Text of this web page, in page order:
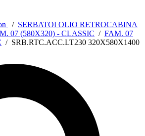
/ SERBATOI OLIO RETROCABINA
07 (580X320) - CLASSIC / FAM. 07
/ SRB.RTC.ACC.LT230 320X580X1400